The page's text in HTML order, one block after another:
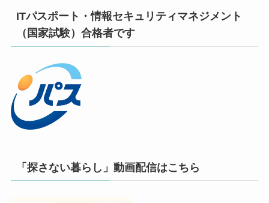
ITパスポート・情報セキュリティマネジメント
（国家試験）合格者です
「探さない暮らし」動画配信はこちら